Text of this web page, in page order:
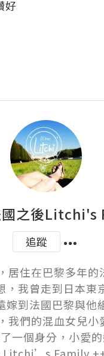
好
國之後Litchi's
追蹤
住在巴黎多年的
，我曾走到日本東
嫁到法國巴黎與他
我們的混血女兒小
一個身分，小愛的